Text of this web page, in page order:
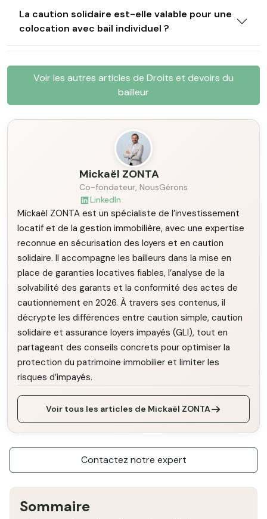
La caution solidaire est-elle valable pour une
colocation avec bail individuel ?
Voir les autres articles de Droits et devoirs du
bailleur
Mickaël ZONTA
Co-fondateur, NousGérons
LinkedIn
Mickaël ZONTA est un spécialiste de l’investissement
locatif et de la gestion immobilière, avec une expertise
reconnue en sécurisation des loyers et en caution
solidaire. Il accompagne les bailleurs dans la mise en
place de garanties locatives fiables, l’analyse de la
solvabilité des garants et la conformité des actes de
cautionnement en 2026. À travers ses contenus, il
décrypte les différences entre caution simple, caution
solidaire et assurance loyers impayés (GLI), tout en
partageant des conseils concrets pour optimiser la
protection du patrimoine immobilier et limiter les
risques d’impayés.
Voir tous les articles de Mickaël ZONTA
Contactez notre expert
Sommaire